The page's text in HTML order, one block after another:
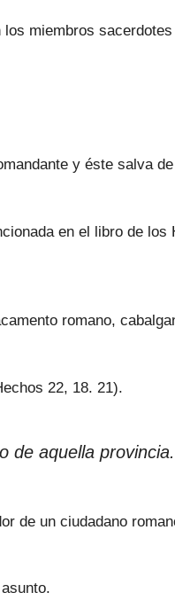
miembros
y éste salva
en el libro de los
romano,
22, 18. 21).
de aquella provincia.
de un ciudadano